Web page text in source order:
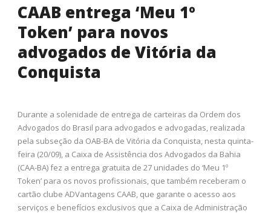
CAAB entrega ‘Meu 1º
Token’ para novos
advogados de Vitória da
Conquista
Durante a solenidade de entrega de carteiras da Ordem dos
Advogados do Brasil para advogados e advogadas, realizada
pela subseção da OAB-BA de Vitória da Conquista, nesta quinta-
feira (20/09), a Caixa de Assistência dos Advogados da Bahia
(CAA-BA) fez a entrega gratuita de 27 unidades do ‘Meu 1º
Token’ para os novos profissionais, que também receberam o
cartão clube ADVantagens CAAB, que garante o acesso aos
serviços e benefícios exclusivos que a Caixa de Administração